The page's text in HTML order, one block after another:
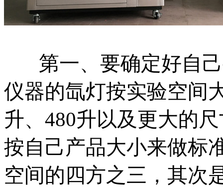
第一、要确定好自己
仪器的氙灯按实验空间
升、480升以及更大的
按自己产品大小来做标
空间的四方之三，其次